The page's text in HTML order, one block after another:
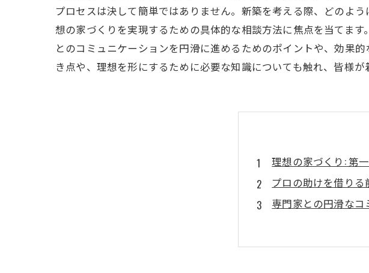
プロセスは決して簡単ではありません。新築を考える際、どのよ
想の家づくりを実現するための具体的な相談方法に焦点を当てま
とのコミュニケーションを円滑に進めるためのポイントや、効果
き点や、理想を形にするために必要な知識についても触れ、皆様
理想の家づくり: 第
プロの助けを借り
専門家との円滑な
効果的な質問で理
理想を形にするた